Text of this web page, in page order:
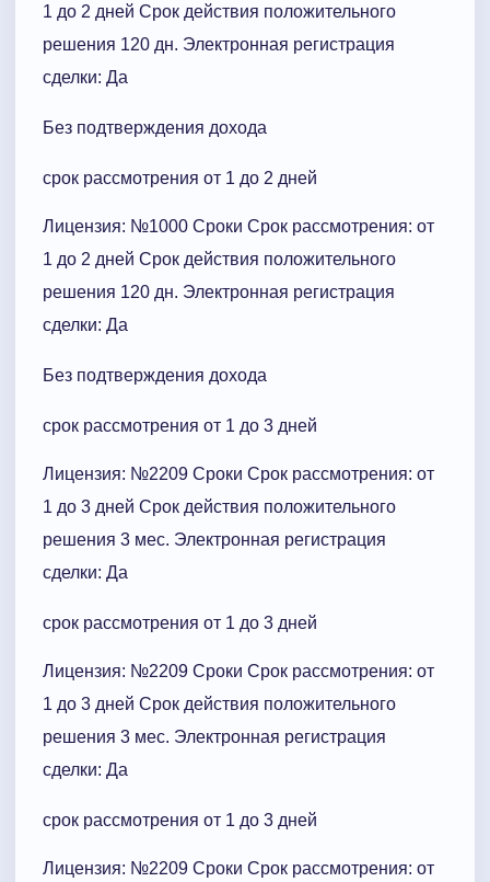
1 до 2 дней Срок действия положительного
решения 120 дн. Электронная регистрация
сделки: Да
Без подтверждения дохода
срок рассмотрения от 1 до 2 дней
Лицензия: №1000 Сроки Cрок рассмотрения: от
1 до 2 дней Срок действия положительного
решения 120 дн. Электронная регистрация
сделки: Да
Без подтверждения дохода
срок рассмотрения от 1 до 3 дней
Лицензия: №2209 Сроки Cрок рассмотрения: от
1 до 3 дней Срок действия положительного
решения 3 мес. Электронная регистрация
сделки: Да
срок рассмотрения от 1 до 3 дней
Лицензия: №2209 Сроки Cрок рассмотрения: от
1 до 3 дней Срок действия положительного
решения 3 мес. Электронная регистрация
сделки: Да
срок рассмотрения от 1 до 3 дней
Лицензия: №2209 Сроки Cрок рассмотрения: от